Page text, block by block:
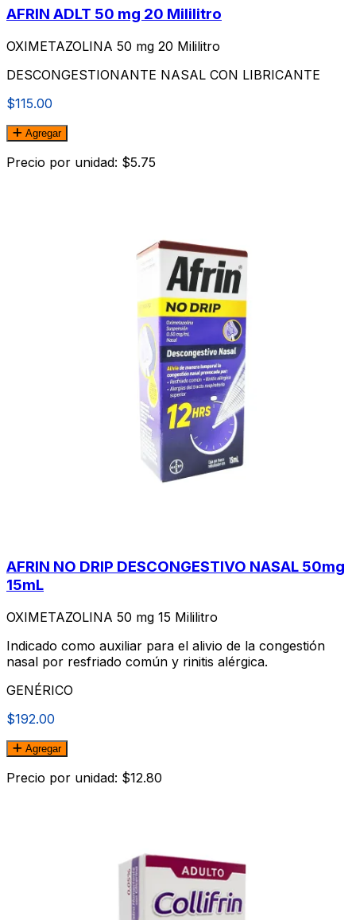
AFRIN ADLT 50 mg 20 Mililitro
OXIMETAZOLINA 50 mg 20 Mililitro
DESCONGESTIONANTE NASAL CON LIBRICANTE
$115.00
Agregar
Precio por unidad: $5.75
AFRIN NO DRIP DESCONGESTIVO NASAL 50mg
15mL
OXIMETAZOLINA 50 mg 15 Mililitro
Indicado como auxiliar para el alivio de la congestión
nasal por resfriado común y rinitis alérgica.
GENÉRICO
$192.00
Agregar
Precio por unidad: $12.80